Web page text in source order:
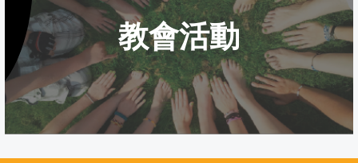
教會活動